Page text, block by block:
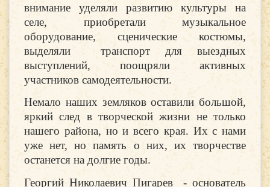
внимание уделяли развитию культуры на
селе, приобретали музыкальное
оборудование, сценические костюмы,
выделяли транспорт для выездных
выступлений, поощряли активных
участников самодеятельности.
Немало наших земляков оставили большой,
яркий след в творческой жизни не только
нашего района, но и всего края. Их с нами
уже нет, но память о них, их творчестве
останется на долгие годы.
Георгий Николаевич Пигарев - основатель